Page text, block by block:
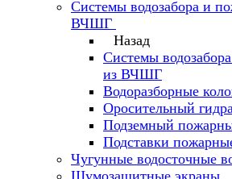
Системы водозабора и
ВЧШГ
Назад
Системы
из ВЧШГ
Водоразборные
Оросительный
Подземный
Подставки
Чугунные водосточные
Шумозащитные экраны